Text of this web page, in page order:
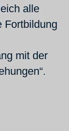
alle
Fortbildung
mit der